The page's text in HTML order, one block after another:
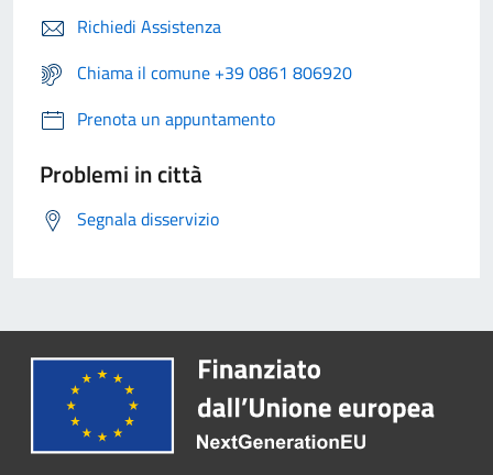
Richiedi Assistenza
Chiama il comune +39 0861 806920
Prenota un appuntamento
Problemi in città
Segnala disservizio